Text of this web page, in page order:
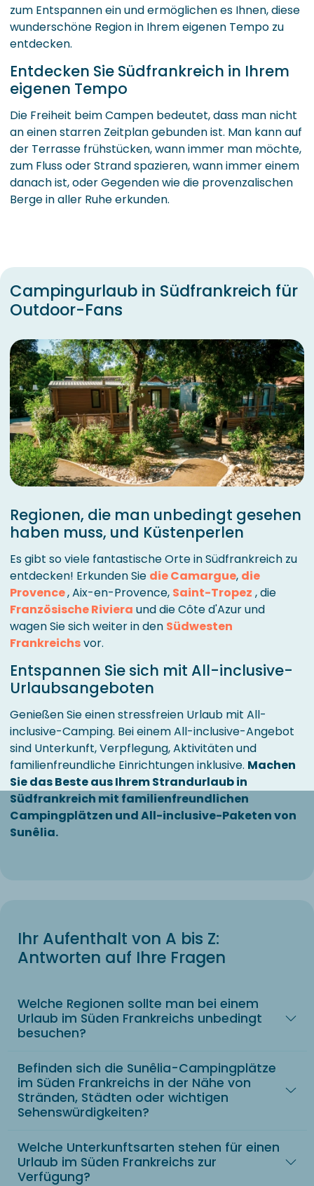
zum Entspannen ein und ermöglichen es Ihnen, diese
wunderschöne Region in Ihrem eigenen Tempo zu
entdecken.
Entdecken Sie Südfrankreich in Ihrem
eigenen Tempo
Die Freiheit beim Campen bedeutet, dass man nicht
an einen starren Zeitplan gebunden ist. Man kann auf
der Terrasse frühstücken, wann immer man möchte,
zum Fluss oder Strand spazieren, wann immer einem
danach ist, oder Gegenden wie die provenzalischen
Berge in aller Ruhe erkunden.
Campingurlaub in Südfrankreich für
Outdoor-Fans
Regionen, die man unbedingt gesehen
haben muss, und Küstenperlen
Es gibt so viele fantastische Orte in Südfrankreich zu
entdecken! Erkunden Sie die Camargue, die
Provence, Aix-en-Provence, Saint-Tropez , die
Französische Riviera und die Côte d'Azur und
wagen Sie sich weiter in den Südwesten
Frankreichsvor.
Entspannen Sie sich mit All-inclusive-
Urlaubsangeboten
Genießen Sie einen stressfreien Urlaub mit All-
inclusive-Camping. Bei einem All-inclusive-Angebot
sind Unterkunft, Verpflegung, Aktivitäten und
familienfreundliche Einrichtungen inklusive. Machen
Sie das Beste aus Ihrem Strandurlaub in
Südfrankreich mit familienfreundlichen
Campingplätzen und All-inclusive-Paketen von
Sunêlia.
Ihr Aufenthalt von A bis Z:
Antworten auf Ihre Fragen
Welche Regionen sollte man bei einem
Urlaub im Süden Frankreichs unbedingt
besuchen?
Befinden sich die Sunêlia-Campingplätze
im Süden Frankreichs in der Nähe von
Stränden, Städten oder wichtigen
Sehenswürdigkeiten?
Welche Unterkunftsarten stehen für einen
Urlaub im Süden Frankreichs zur
Verfügung?